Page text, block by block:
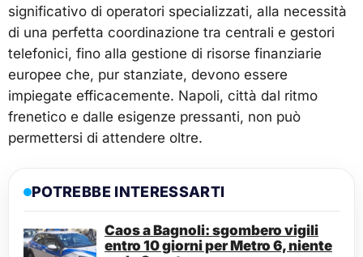
significativo di operatori specializzati, alla necessità
di una perfetta coordinazione tra centrali e gestori
telefonici, fino alla gestione di risorse finanziarie
europee che, pur stanziate, devono essere
impiegate efficacemente. Napoli, città dal ritmo
frenetico e dalle esigenze pressanti, non può
permettersi di attendere oltre.
POTREBBE INTERESSARTI
Caos a Bagnoli: sgombero vigili
entro 10 giorni per Metro 6, niente